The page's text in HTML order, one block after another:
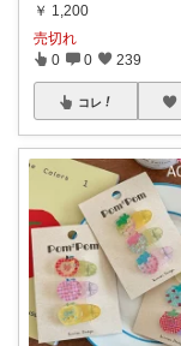
￥ 1,200
売切れ
0 0 239
コレ